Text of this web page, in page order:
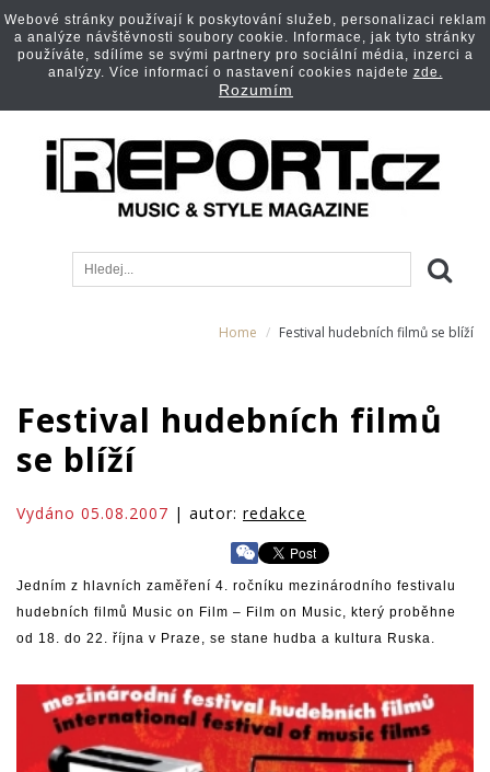
Home Festival hudebních filmů se blíží
Festival hudebních filmů
se blíží
Vydáno 05.08.2007 | autor: redakce
Jedním z hlavních zaměření 4. ročníku mezinárodního festivalu
hudebních filmů Music on Film – Film on Music, který proběhne
od 18. do 22. října v Praze, se stane hudba a kultura Ruska.
Webové stránky používají k poskytování služeb, personalizaci reklam
a analýze návštěvnosti soubory cookie. Informace, jak tyto stránky
používáte, sdílíme se svými partnery pro sociální média, inzerci a
analýzy. Více informací o nastavení cookies najdete zde.
Rozumím